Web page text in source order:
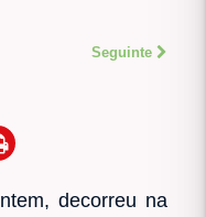
Seguinte
decorreu na